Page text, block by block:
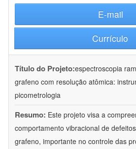
E-mail
Currículo
Título do Projeto:espectroscopia
grafeno com resolução atômica:
picometrologia
Resumo: Este projeto visa a
comportamento vibracional de
grafeno, importante no controle das